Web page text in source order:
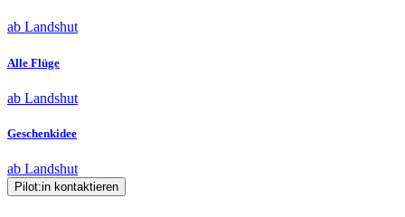
ab Landshut
Alle Flüge
ab Landshut
Geschenkidee
ab Landshut
Pilot:in kontaktieren